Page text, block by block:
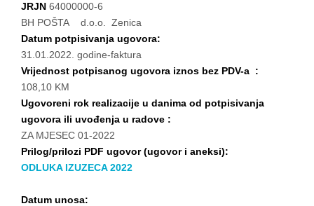
JRJN 64000000-6
BH POŠTA d.o.o. Zenica
Datum potpisivanja ugovora:
31.01.2022. godine-faktura
Vrijednost potpisanog ugovora iznos bez PDV-a :
108,10 KM
Ugovoreni rok realizacije u danima od potpisivanja
ugovora ili uvođenja u radove :
ZA MJESEC 01-2022
Prilog/prilozi PDF ugovor (ugovor i aneksi):
ODLUKA IZUZECA 2022
Datum unosa: